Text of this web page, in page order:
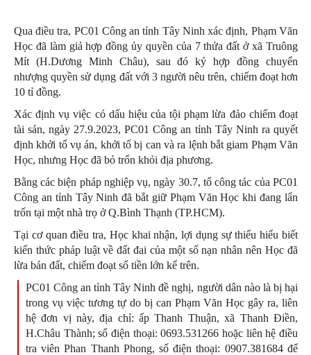
Qua điều tra, PC01 Công an tỉnh Tây Ninh xác định, Phạm Văn
Học đã làm giả hợp đồng ủy quyền của 7 thửa đất ở xã Truông
Mít (H.Dương Minh Châu), sau đó ký hợp đồng chuyển
nhượng quyền sử dụng đất với 3 người nêu trên, chiếm đoạt hơn
10 tỉ đồng.
Xác định vụ việc có dấu hiệu của tội phạm lừa đảo chiếm đoạt
tài sản, ngày 27.9.2023, PC01 Công an tỉnh Tây Ninh ra quyết
định khởi tố vụ án, khởi tố bị can và ra lệnh bắt giam Phạm Văn
Học, nhưng Học đã bỏ trốn khỏi địa phương.
Bằng các biện pháp nghiệp vụ, ngày 30.7, tổ công tác của PC01
Công an tỉnh Tây Ninh đã bắt giữ Phạm Văn Học khi đang lẩn
trốn tại một nhà trọ ở Q.Bình Thạnh (TP.HCM).
Tại cơ quan điều tra, Học khai nhận, lợi dụng sự thiếu hiểu biết
kiến thức pháp luật về đất đai của một số nạn nhân nên Học đã
lừa bán đất, chiếm đoạt số tiền lớn kể trên.
PC01 Công an tỉnh Tây Ninh đề nghị, người dân nào là bị hại
trong vụ việc tương tự do bị can Phạm Văn Học gây ra, liên
hệ đơn vị này, địa chỉ: ấp Thanh Thuận, xã Thanh Điền,
H.Châu Thành; số điện thoại: 0693.531266 hoặc liên hệ điều
tra viên Phan Thanh Phong, số điện thoại: 0907.381684 để